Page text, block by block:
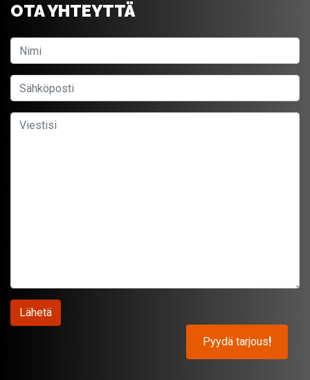
OTA YHTEYTTÄ
Pyydä tarjous!